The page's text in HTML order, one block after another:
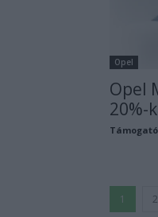
Opel
Opel
20%-
Támogató
1 2